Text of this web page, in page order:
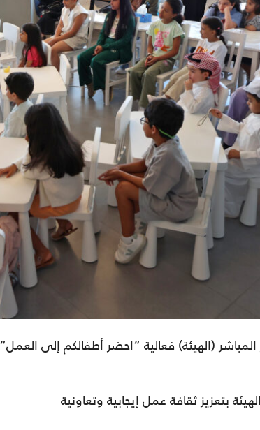
المباشر (الهيئة) فعالية “احضر أطفالكم إلى العمل“
بتعزيز ثقافة عمل إيجابية وتعاونية